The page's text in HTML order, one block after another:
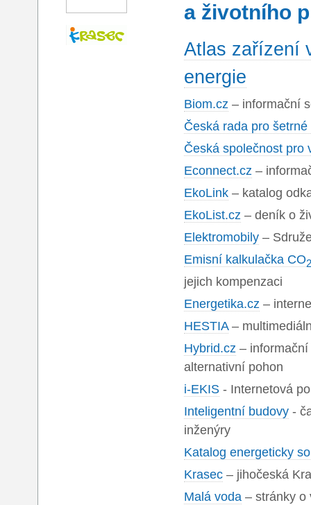
a životního
Atlas zařízení
energie
Biom.cz – informační
Česká rada pro
Česká společnost pro
Econnect.cz –
EkoLink – katalog
EkoList.cz – deník o
Elektromobily –
Emisní kalkulačka CO2
jejich kompenzaci
Energetika.cz –
HESTIA–
Hybrid.cz –
alternativní pohon
i-EKIS - Internetová
Inteligentní budovy -
inženýry
Katalog energeticky
Krasec – jihočeská
Malá voda – stránky o